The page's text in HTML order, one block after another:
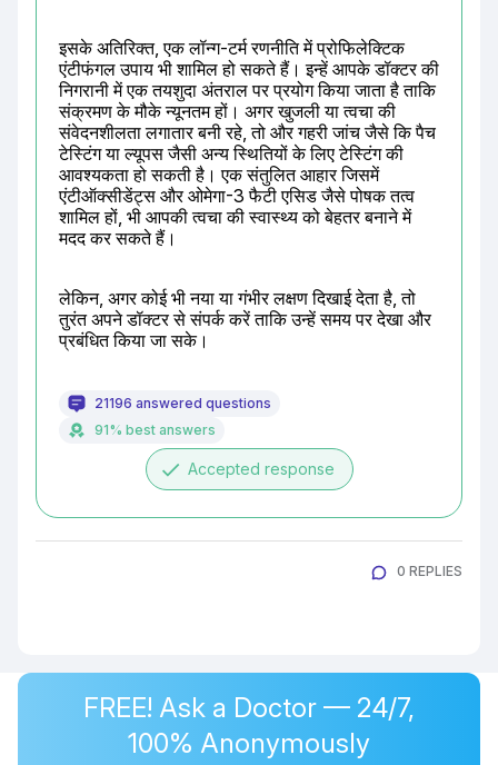
इसके अतिरिक्त, एक लॉन्ग-टर्म रणनीति में प्रोफिलेक्टिक
एंटीफंगल उपाय भी शामिल हो सकते हैं। इन्हें आपके डॉक्टर की
निगरानी में एक तयशुदा अंतराल पर प्रयोग किया जाता है ताकि
संक्रमण के मौके न्यूनतम हों। अगर खुजली या त्वचा की
संवेदनशीलता लगातार बनी रहे, तो और गहरी जांच जैसे कि पैच
टेस्टिंग या ल्यूपस जैसी अन्य स्थितियों के लिए टेस्टिंग की
आवश्यकता हो सकती है। एक संतुलित आहार जिसमें
एंटीऑक्सीडेंट्स और ओमेगा-3 फैटी एसिड जैसे पोषक तत्व
शामिल हों, भी आपकी त्वचा की स्वास्थ्य को बेहतर बनाने में
मदद कर सकते हैं।
लेकिन, अगर कोई भी नया या गंभीर लक्षण दिखाई देता है, तो
तुरंत अपने डॉक्टर से संपर्क करें ताकि उन्हें समय पर देखा और
प्रबंधित किया जा सके।
21196 answered questions
91% best answers
done Accepted response
0 REPLIES
FREE! Ask a Doctor — 24/7,
100% Anonymously